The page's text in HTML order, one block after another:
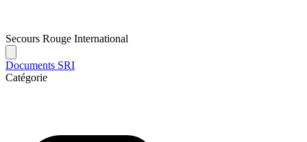
Secours Rouge International
Documents SRI
Catégorie